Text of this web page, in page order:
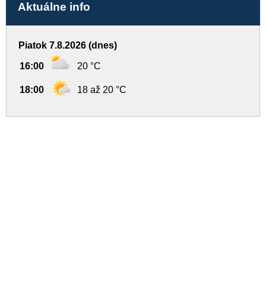
Aktuálne info
Piatok 7.8.2026 (dnes)
16:00 20 °C
18:00 18 až 20 °C